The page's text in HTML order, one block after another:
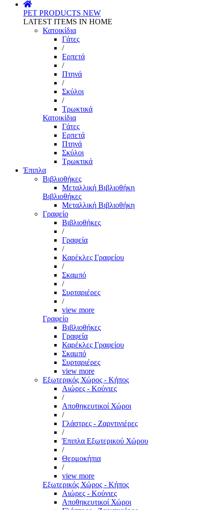
PET PRODUCTS NEW
LATEST ITEMS IN HOME
Κατοικίδια
Γάτες
/
Ερπετά
/
Πτηνά
/
Σκύλοι
/
Τρωκτικά
Κατοικίδια
Γάτες
Ερπετά
Πτηνά
Σκύλοι
Τρωκτικά
Έπιπλα
Βιβλιοθήκες
Μεταλλική Βιβλιοθήκη
Βιβλιοθήκες
Μεταλλική Βιβλιοθήκη
Γραφείο
Βιβλιοθήκες
/
Γραφεία
/
Καρέκλες Γραφείου
/
Σκαμπό
/
Συρταριέρες
/
view more
Γραφείο
Βιβλιοθήκες
Γραφεία
Καρέκλες Γραφείου
Σκαμπό
Συρταριέρες
view more
Εξωτερικός Χώρος - Κήπος
Αιώρες - Κούνιες
/
Αποθηκευτικοί Χώροι
/
Γλάστρες - Ζαρντινιέρες
/
Έπιπλα Εξωτερικού Χώρου
/
Θερμοκήπια
/
view more
Εξωτερικός Χώρος - Κήπος
Αιώρες - Κούνιες
Αποθηκευτικοί Χώροι